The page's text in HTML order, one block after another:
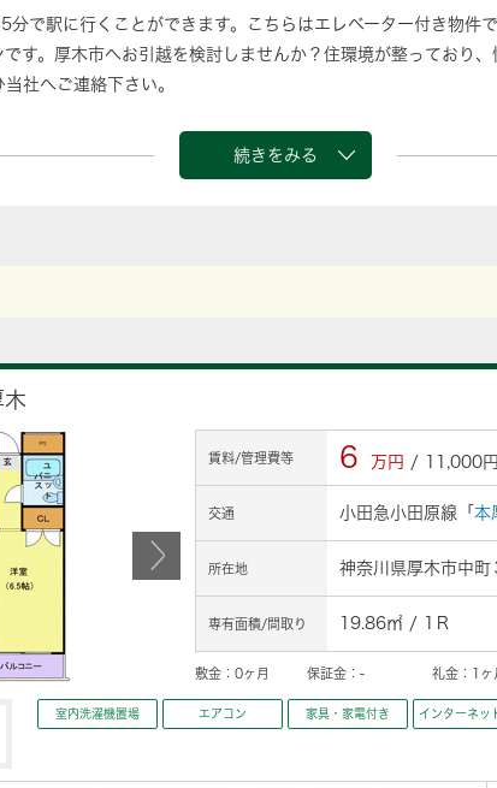
分で駅に行くことができます。こちらはエレベーター付き物件
す。厚木市へお引越を検討しませんか？住環境が整っており
社へご連絡下さい。
続きをみる
木
賃料/管理費等 6 万円 / 11,000円
交通 小田急小田原線「 本
所在地 神奈川県厚木市中
専有面積/間取り 19.86㎡ / 1Ｒ
敷金： 0ヶ月 保証金： - 礼金： 1ヶ
室内洗濯機置場 エアコン 家具・家電付き インターネッ